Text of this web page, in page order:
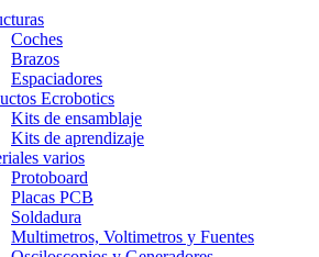
Coches
Brazos
Espaciadores
Ecrobotics
Kits de ensamblaje
Kits de aprendizaje
varios
Protoboard
Placas PCB
Soldadura
Multimetros, Voltimetros y Fuentes